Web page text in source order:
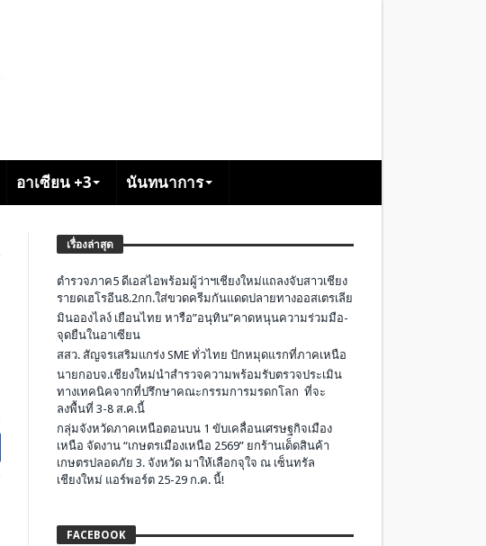
อาเซียน +3 นันทนาการ
เรื่องล่าสุด
ตำรวจภาค5 ดีเอสไอพร้อมผู้ว่าฯเชียงใหม่แถลงจับสาวเชียง
รายดเฮโรอีน8.2กก.ใส่ขวดครีมกันแดดปลายทางออสเตรเลีย
มินอองไลง์ เยือนไทย หารือ”อนุทิน”คาดหนุนความร่วมมือ-
จุดยืนในอาเซียน
สสว. สัญจรเสริมแกร่ง SME ทั่วไทย ปักหมุดแรกที่ภาคเหนือ
นายกอบจ.เชียงใหม่นำสำรวจความพร้อมรับตรวจประเมิน
ทางเทคนิคจากที่ปรึกษาคณะกรรมการมรดกโลก ที่จะ
ลงพื้นที่ 3-8 ส.ค.นี้
กลุ่มจังหวัดภาคเหนือตอนบน 1 ขับเคลื่อนเศรษฐกิจเมือง
เหนือ จัดงาน “เกษตรเมืองเหนือ 2569” ยกร้านเด็ดสินค้า
เกษตรปลอดภัย 3. จังหวัด มาให้เลือกจุใจ ณ เซ็นทรัล
เชียงใหม่ แอร์พอร์ต 25-29 ก.ค. นี้!
FACEBOOK